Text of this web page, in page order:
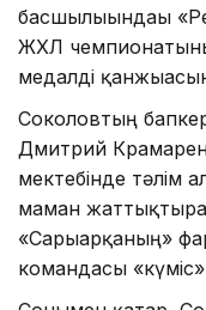
басшылығындағы
ЖХЛ
медалді
Соколовтың
Дмитрий
мектебінде тәлім
маман
«Сарыарқаның»
командасы